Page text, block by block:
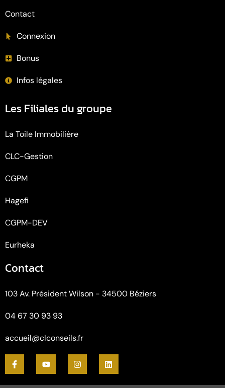
Contact
Connexion
Bonus
Infos légales
Les Filiales du groupe
La Toile Immobilière
CLC-Gestion
CGPM
Hagefi
CGPM-DEV
Eurheka
Contact
103 Av. Président Wilson - 34500 Béziers
04 67 30 93 93
accueil@clconseils.fr